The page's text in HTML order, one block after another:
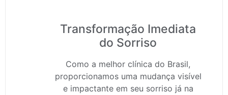
Transformação Imediata
do Sorriso
Como a melhor clínica do Brasil,
proporcionamos uma mudança visível
e impactante em seu sorriso já na